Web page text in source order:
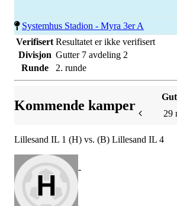
Systemhus Stadion - Myra 3er A
Verifisert Resultatet er ikke verifisert
Divisjon Gutter 7 avdeling 2
Runde
2. runde
Kommende kamper
29
Lillesand IL 1 (H) vs. (B) Lillesand IL 4
-